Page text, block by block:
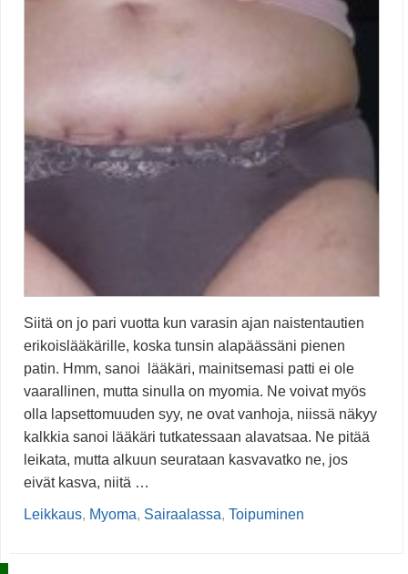
Siitä on jo pari vuotta kun varasin ajan naistentautien
erikoislääkärille, koska tunsin alapäässäni pienen
patin. Hmm, sanoi lääkäri, mainitsemasi patti ei ole
vaarallinen, mutta sinulla on myomia. Ne voivat myös
olla lapsettomuuden syy, ne ovat vanhoja, niissä näkyy
kalkkia sanoi lääkäri tutkatessaan alavatsaa. Ne pitää
leikata, mutta alkuun seurataan kasvavatko ne, jos
eivät kasva, niitä …
Leikkaus, Myoma, Sairaalassa, Toipuminen